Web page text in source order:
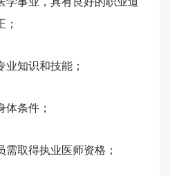
业知识和技能；
体条件；
取得执业医师资格；